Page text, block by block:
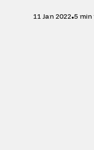
11 Jan 2022•5 min